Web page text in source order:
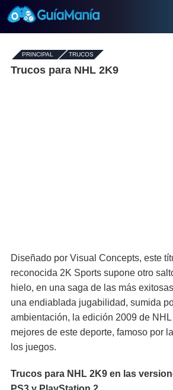
PRINCIPAL - TRUCOS
Trucos para NHL 2K9
Diseñado por Visual Concepts, este
reconocida 2K Sports supone otro
hielo, en una saga de las más
una endiablada jugabilidad, sumida
ambientación, la edición 2009 de
mejores de este deporte, famoso por
los juegos.
Trucos para NHL 2K9 en las